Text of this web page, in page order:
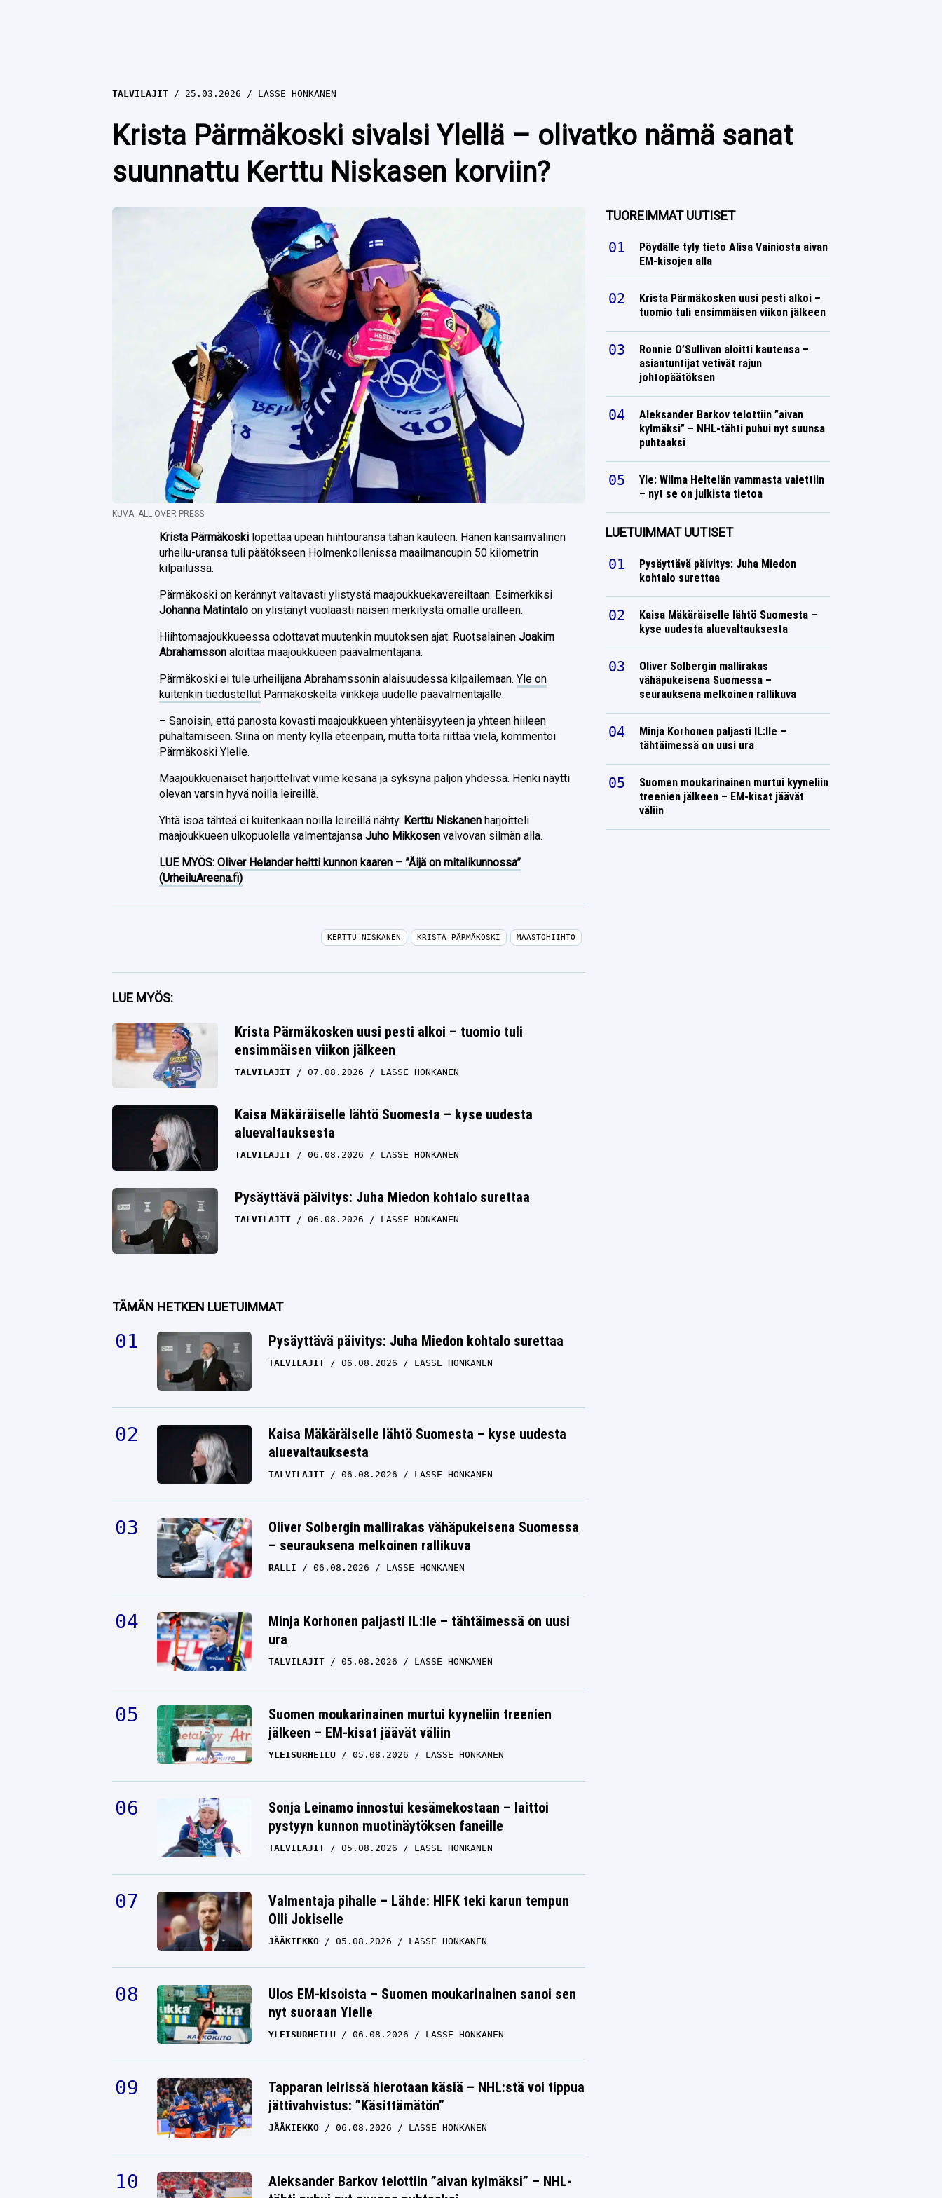
TALVILAJIT 25.03.2026 LASSE HONKANEN
Krista Pärmäkoski sivalsi Ylellä – olivatko nämä sanat
suunnattu Kerttu Niskasen korviin?
KUVA: ALL OVER PRESS
Krista Pärmäkoski lopettaa upean hiihtouransa tähän kauteen. Hänen kansainvälinen
urheilu-uransa tuli päätökseen Holmenkollenissa maailmancupin 50 kilometrin
kilpailussa.
Pärmäkoski on kerännyt valtavasti ylistystä maajoukkuekavereiltaan. Esimerkiksi
Johanna Matintalo on ylistänyt vuolaasti naisen merkitystä omalle uralleen.
Hiihtomaajoukkueessa odottavat muutenkin muutoksen ajat. RuotsalainenJoakim
Abrahamsson aloittaa maajoukkueen päävalmentajana.
Pärmäkoski ei tule urheilijana Abrahamssonin alaisuudessa kilpailemaan.Yle on
kuitenkin tiedustellut Pärmäkoskelta vinkkejä uudelle päävalmentajalle.
– Sanoisin, että panosta kovasti maajoukkueen yhtenäisyyteen ja yhteen hiileen
puhaltamiseen. Siinä on menty kyllä eteenpäin, mutta töitä riittää vielä, kommentoi
Pärmäkoski Ylelle.
Maajoukkuenaiset harjoittelivat viime kesänä ja syksynä paljon yhdessä. Henki näytti
olevan varsin hyvä noilla leireillä.
Yhtä isoa tähteä ei kuitenkaan noilla leireillä nähty. Kerttu Niskanen harjoitteli
maajoukkueen ulkopuolella valmentajansaJuho Mikkosen valvovan silmän alla.
LUE MYÖS:Oliver Helander heitti kunnon kaaren – ”Äijä on mitalikunnossa”
(UrheiluAreena.fi)
Facebook
Twitter
Whatsapp
KERTTU NISKANEN KRISTA PÄRMÄKOSKI MAASTOHIIHTO
LUE MYÖS:
Krista Pärmäkosken uusi pesti alkoi – tuomio tuli
ensimmäisen viikon jälkeen
TALVILAJIT 07.08.2026 LASSE HONKANEN
Kaisa Mäkäräiselle lähtö Suomesta – kyse uudesta
aluevaltauksesta
TALVILAJIT 06.08.2026 LASSE HONKANEN
Pysäyttävä päivitys: Juha Miedon kohtalo surettaa
TALVILAJIT 06.08.2026 LASSE HONKANEN
TÄMÄN HETKEN LUETUIMMAT
Pysäyttävä päivitys: Juha Miedon kohtalo surettaa
TALVILAJIT 06.08.2026 LASSE HONKANEN
Kaisa Mäkäräiselle lähtö Suomesta – kyse uudesta
aluevaltauksesta
TALVILAJIT 06.08.2026 LASSE HONKANEN
Oliver Solbergin mallirakas vähäpukeisena Suomessa
– seurauksena melkoinen rallikuva
RALLI 06.08.2026 LASSE HONKANEN
Minja Korhonen paljasti IL:lle – tähtäimessä on uusi
ura
TALVILAJIT 05.08.2026 LASSE HONKANEN
Suomen moukarinainen murtui kyyneliin treenien
jälkeen – EM-kisat jäävät väliin
YLEISURHEILU 05.08.2026 LASSE HONKANEN
Sonja Leinamo innostui kesämekostaan – laittoi
pystyyn kunnon muotinäytöksen faneille
TALVILAJIT 05.08.2026 LASSE HONKANEN
Valmentaja pihalle – Lähde: HIFK teki karun tempun
Olli Jokiselle
JÄÄKIEKKO 05.08.2026 LASSE HONKANEN
Ulos EM-kisoista – Suomen moukarinainen sanoi sen
nyt suoraan Ylelle
YLEISURHEILU 06.08.2026 LASSE HONKANEN
Tapparan leirissä hierotaan käsiä – NHL:stä voi tippua
jättivahvistus: ”Käsittämätön”
JÄÄKIEKKO 06.08.2026 LASSE HONKANEN
Aleksander Barkov telottiin ”aivan kylmäksi” – NHL-
TUOREIMMAT UUTISET
Pöydälle tyly tieto Alisa Vainiosta aivan
EM-kisojen alla
Krista Pärmäkosken uusi pesti alkoi –
tuomio tuli ensimmäisen viikon jälkeen
Ronnie O’Sullivan aloitti kautensa –
asiantuntijat vetivät rajun
johtopäätöksen
Aleksander Barkov telottiin ”aivan
kylmäksi” – NHL-tähti puhui nyt suunsa
puhtaaksi
Yle: Wilma Heltelän vammasta vaiettiin
– nyt se on julkista tietoa
LUETUIMMAT UUTISET
Pysäyttävä päivitys: Juha Miedon
kohtalo surettaa
Kaisa Mäkäräiselle lähtö Suomesta –
kyse uudesta aluevaltauksesta
Oliver Solbergin mallirakas
vähäpukeisena Suomessa –
seurauksena melkoinen rallikuva
Minja Korhonen paljasti IL:lle –
tähtäimessä on uusi ura
Suomen moukarinainen murtui kyyneliin
treenien jälkeen – EM-kisat jäävät
väliin